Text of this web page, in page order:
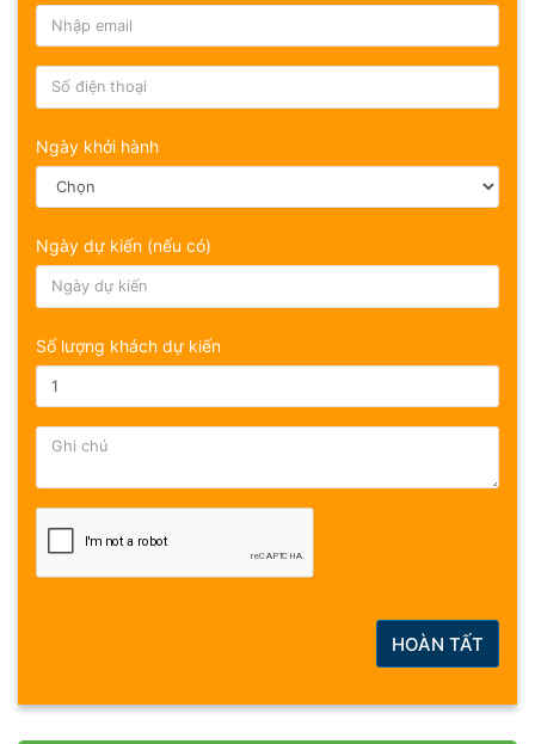
Ngày khởi hành
Ngày dự kiến (nếu có)
Số lượng khách dự kiến
HOÀN TẤT